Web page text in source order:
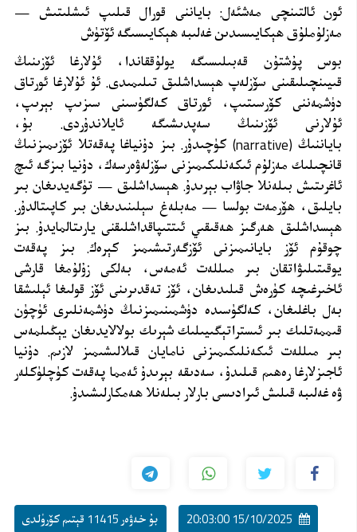
ئون ئالتىنچى مەشئەل: باياننى قورال قىلىپ ئىشلىتىش —
مەزلۇملۇق ھېكايىسىدىن غەلىبە ھېكايىسىگە ئۆتۈش
بوس پۇشتۇن قەبىلىسىگە يولۇققاندا، ئۇلارغا ئۆزىنىڭ
قىيىنچىلىقىنى سۆزلەپ ھېسداشلىق تىلىمىدى. ئۇ ئۇلارغا ئورتاق
دۈشمەننى كۆرسىتىپ، ئورتاق كەلگۈسىنى سىزىپ بېرىپ،
ئۇلارنى ئۆزىنىڭ سەپدىشىگە ئايلاندۇردى. بۇ،
باياننىڭ (narrative)كۈچىدۇر. بىز دۇنياغا پەقەتلا ئۆزىمىزنىڭ
قانچىلىك مەزلۇم ئىكەنلىكىمىزنى سۆزلەۋەرسەك، دۇنيا بىزگە ئىچ
ئاغرىتىش بىلەنلا جاۋاب بېرىدۇ. ھېسداشلىق — تۈگەيدىغان بىر
بايلىق، ھۆرمەت بولسا — مەبلەغ سېلىنىدىغان بىر كاپىتالدۇر.
ھېسداشلىق ھەرگىز ھەقىقىي ئىتتىپاقداشلىقنى يارىتالمايدۇ. بىز
چوقۇم ئۆز بايانىمىزنى ئۆزگەرتىشىمىز كېرەك. بىز پەقەت
يوقىتىلىۋاتقان بىر مىللەت ئەمەس، بەلكى زۇلۇمغا قارشى
ئاخىرغىچە كۈرەش قىلىدىغان، ئۆز تەقدىرىنى ئۆز قولىغا ئېلىشقا
بەل باغلىغان، كەلگۈسىدە دۈشمىنىمىزنىڭ دۈشمەنلىرى ئۈچۈن
قىممەتلىك بىر ئىستراتېگىيىلىك شېرىك بولالايدىغان يېڭىلمەس
بىر مىللەت ئىكەنلىكىمىزنى نامايان قىلالىشىمىز لازىم. دۇنيا
ئاجىزلارغا رەھىم قىلىدۇ، سەدىقە بېرىدۇ ئەمما پەقەت كۈچلۈكلەر
ۋە غەلىبە قىلىش ئىرادىسى بارلار بىلەنلا ھەمكارلىشىدۇ.
بۇ خەۋەر 11415 قېتىم كۆرۈلدى 15/10/2025 20:03:00